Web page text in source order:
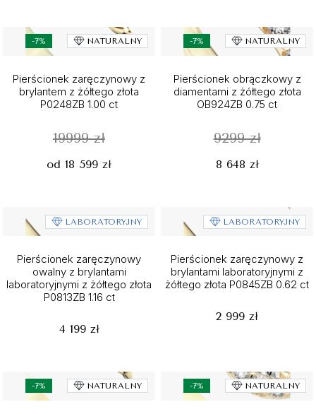
-7% NATURALNY
Pierścionek zaręczynowy z
brylantem z żółtego złota
P0248ZB 1.00 ct
19999 zł
od 18 599 zł
-7% NATURALNY
Pierścionek obrączkowy z
diamentami z żółtego złota
OB924ZB 0.75 ct
9299 zł
8 648 zł
LABORATORYJNY
Pierścionek zaręczynowy
owalny z brylantami
laboratoryjnymi z żółtego złota
P0813ZB 1.16 ct
4 199 zł
LABORATORYJNY
Pierścionek zaręczynowy z
brylantami laboratoryjnymi z
żółtego złota P0845ZB 0.62 ct
2 999 zł
-7% NATURALNY -7% NATURALNY